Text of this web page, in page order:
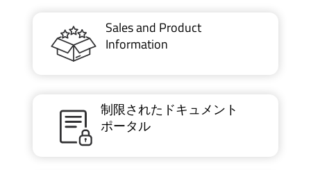
Sales and Product
Information
制限されたドキュメント
ポータル